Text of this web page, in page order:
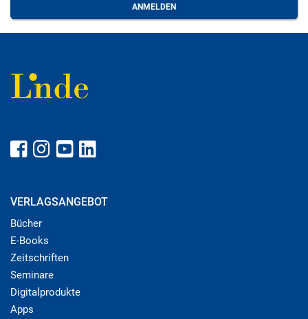
VERLAGSANGEBOT
Bücher
E-Books
Zeitschriften
Seminare
Digitalprodukte
Apps